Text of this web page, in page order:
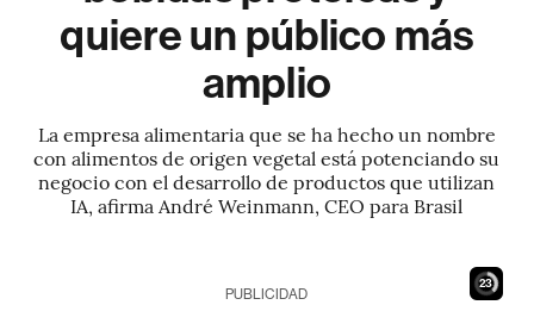
quiere un público más
amplio
La empresa alimentaria que se ha hecho un nombre
con alimentos de origen vegetal está potenciando su
negocio con el desarrollo de productos que utilizan
IA, afirma André Weinmann, CEO para Brasil
21
PUBLICIDAD